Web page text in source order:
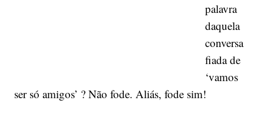
palavra
daquela
conversa
fiada de
‘vamos
ser só amigos’ ? Não fode. Aliás, fode sim!